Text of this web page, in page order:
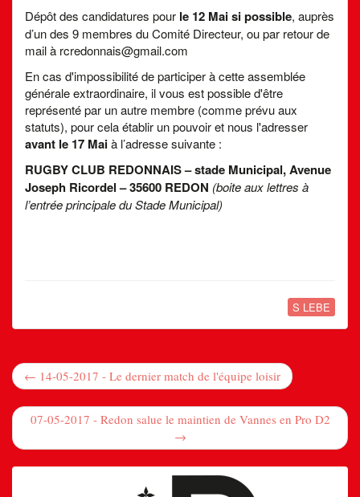
Dépôt des candidatures pour le 12 Mai si possible, auprès
d’un des 9 membres du Comité Directeur, ou par retour de
mail à rcredonnais@gmail.com
En cas d'impossibilité de participer à cette assemblée
générale extraordinaire, il vous est possible d'être
représenté par un autre membre (comme prévu aux
statuts), pour cela établir un pouvoir et nous l'adresser
avant le 17 Maià l’adresse suivante :
RUGBY CLUB REDONNAIS – stade Municipal, Avenue
Joseph Ricordel – 35600 REDON (boite aux lettres à
l’entrée principale du Stade Municipal)
S LEBE
← 14-05-2017 - Le dernier match de l'équipe loisir
07-05-2017 - Redon salue le maintien de Vannes en Pro D2
→